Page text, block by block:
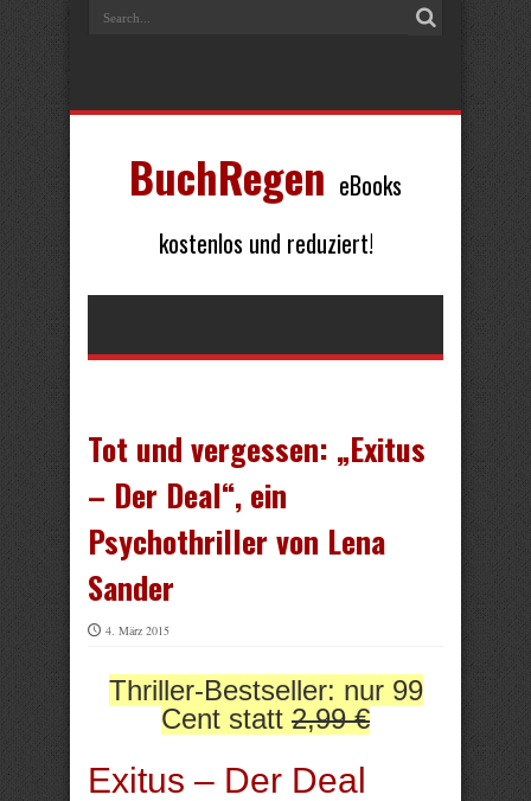
BuchRegen eBooks
kostenlos und reduziert!
Tot und vergessen: „Exitus
– Der Deal“, ein
Psychothriller von Lena
Sander
4. März 2015
Thriller-Bestseller: nur 99
Cent statt 2,99 €
Exitus – Der Deal